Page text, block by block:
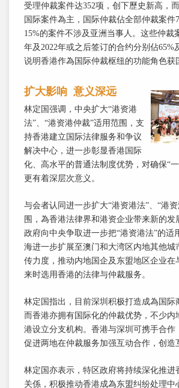
受理仲裁案件达352项，创下歷史新高，
国际案件為主，国际仲裁佔全部仲裁案件
15%的案件不涉及亚洲当事人。这些仲裁
年及2022年或之后签订的合约分别佔65%
说明香港作為国际仲裁枢纽的功能角色获
扩大影响 意义深远
林定国强调，中央扩大“港资港
法”、“港资港仲裁”适用范围，支
持香港建立国际法律服务和争议
解决中心，进一步彰显香港国际
化、高水平的普通法制度优势，对确保“
更有着深层次意义。
与会者认同进一步扩大“港资港法”、“港
围，為香港法律界和港资企业带来新的发
政府向中央争取进一步把“港资港法”的适
海进一步扩展至澳门和大湾区内地其他城
传力度，推动内地国企及东盟地区企业在
来时选用香港的法律与仲裁服务。
林定国指出，目前深圳积极打造成為国际
而香港亦拥有国际化的仲裁优势，不少内
港设立分支机构。香港与深圳可携手合作
促进两地在仲裁服务加强互动合作，创造
林定国亦表示，特区政府将持续深化推进
关係，积极推动香港成為东盟纠纷处理中